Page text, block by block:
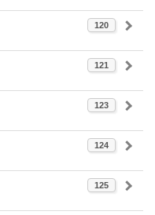
120
121
123
124
125